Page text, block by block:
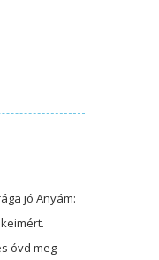
jó Anyám:
óvd meg